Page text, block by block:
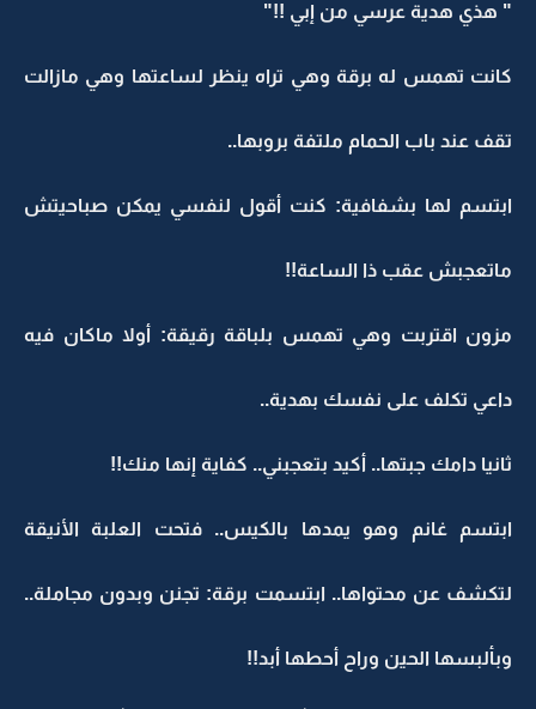
" هذي هدية عرسي من إبي !!"
كانت تهمس له برقة وهي تراه ينظر لساعتها وهي مازالت
تقف عند باب الحمام ملتفة بروبها..
ابتسم لها بشفافية: كنت أقول لنفسي يمكن صباحيتش
ماتعجبش عقب ذا الساعة!!
مزون اقتربت وهي تهمس بلباقة رقيقة: أولا ماكان فيه
داعي تكلف على نفسك بهدية..
ثانيا دامك جبتها.. أكيد بتعجبني.. كفاية إنها منك!!
ابتسم غانم وهو يمدها بالكيس.. فتحت العلبة الأنيقة
لتكشف عن محتواها.. ابتسمت برقة: تجنن وبدون مجاملة..
وبألبسها الحين وراح أحطها أبد!!